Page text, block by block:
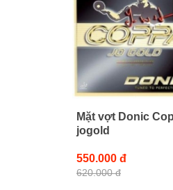
Mặt vợt Donic
jogold
550.000 đ
620.000 đ